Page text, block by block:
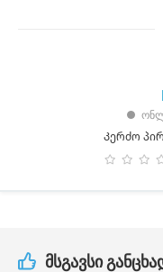
Კერძო
მსგავსი